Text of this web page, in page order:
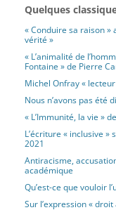
Quelques
« Conduire sa raison »
vérité »
« L’animalité de
Fontaine » de Pierre
Michel Onfray «
Nous n’avons pas été
« L’Immunité, la vie »
L’écriture « inclusive
2021
Antiracisme,
académique
Qu’est-ce que vouloir
Sur l’expression «